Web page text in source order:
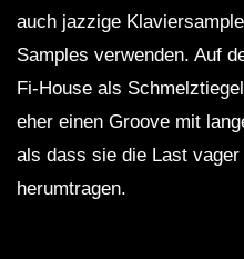
auch jazzige
Samples verwenden. Auf
Fi-House als
eher einen Groove mit
als dass sie die Last
herumtragen.